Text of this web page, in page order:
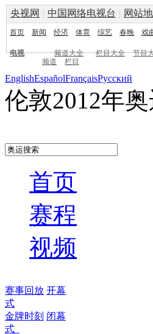
央视网 | 中国网络电视台 | 网站
首页 新闻 经济 体育 综艺 春晚 戏
电视 频道大全 栏目大全 节目
频道
栏目
EnglishEspañolFrançaisPусский
伦敦2012年
首页
赛程
视频
赛事回放 开幕
式
金牌时刻 闭幕
式